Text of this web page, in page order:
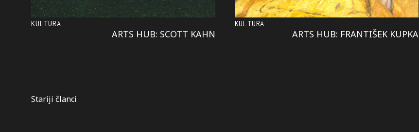
KULTURA
ARTS HUB: SCOTT KAHN
KULTURA
ARTS HUB: FRANTIŠEK KUPKA
Kretanje
Stariji članci